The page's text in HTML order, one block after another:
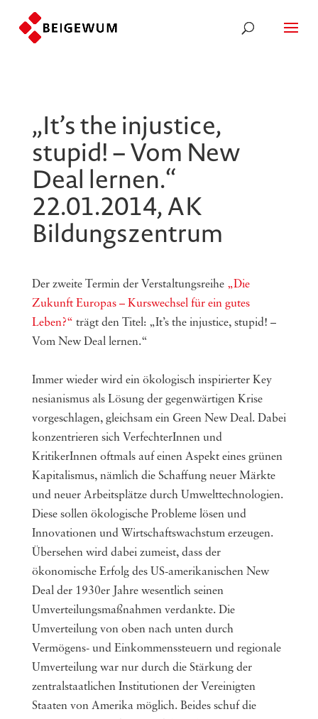
„It’s the injustice,
stupid! – Vom New
Deal lernen.“
22.01.2014, AK
Bildungszentrum
Der zweite Termin der Verstaltungsreihe „Die
Zukunft Europas – Kurswechsel für ein gutes
Leben?“ trägt den Titel: „It’s the injustice, stupid! –
Vom New Deal lernen.“
Immer wieder wird ein ökologisch inspirierter Key
nesianismus als Lösung der gegenwärtigen Krise
vorgeschlagen, gleichsam ein Green New Deal. Dabei
konzentrieren sich VerfechterInnen und
KritikerInnen oftmals auf einen Aspekt eines grünen
Kapitalismus, nämlich die Schaffung neuer Märkte
und neuer Arbeitsplätze durch Umwelttechnologien.
Diese sollen ökologische Probleme lösen und
Innovationen und Wirtschaftswachstum erzeugen.
Übersehen wird dabei zumeist, dass der
ökonomische Erfolg des US-amerikanischen New
Deal der 1930er Jahre wesentlich seinen
Umverteilungsmaßnahmen verdankte. Die
Umverteilung von oben nach unten durch
Vermögens- und Einkommenssteuern und regionale
Umverteilung war nur durch die Stärkung der
zentralstaatlichen Institutionen der Vereinigten
Staaten von Amerika möglich. Beides schuf die